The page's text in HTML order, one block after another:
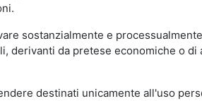
sostanzialmente e
derivanti da pretese economiche o
destinati unicamente all'uso